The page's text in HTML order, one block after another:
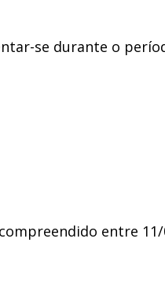
se durante o
entre 11/